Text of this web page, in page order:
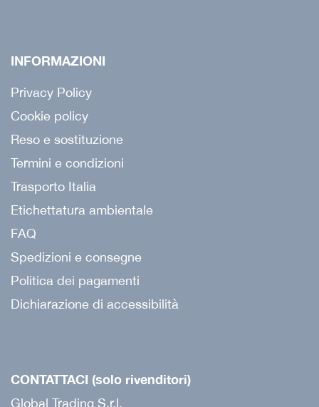
INFORMAZIONI
Privacy Policy
Cookie policy
Reso e sostituzione
Termini e condizioni
Trasporto Italia
Etichettatura ambientale
FAQ
Spedizioni e consegne
Politica dei pagamenti
Dichiarazione di accessibilità
CONTATTACI (solo rivenditori)
Global Trading S.r.l.